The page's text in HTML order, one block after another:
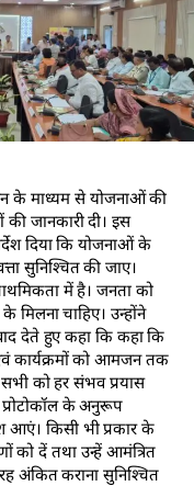
के माध्यम से योजनाओं की
की जानकारी दी। इस
दिया कि योजनाओं के
सुनिश्चित की जाए।
में है। जनता को
मिलना चाहिए। उन्होंने
देते हुए कहा कि कहा कि
कार्यक्रमों को आमजन तक
को हर संभव प्रयास
प्रोटोकॉल के अनुरूप
आएं। किसी भी प्रकार के
को दें तथा उन्हें आमंत्रित
अंकित कराना सुनिश्चित